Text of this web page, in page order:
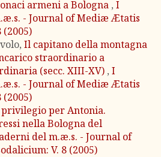
armeni a Bologna , I
- Journal of Mediæ Ætatis
(2005)
Il capitano della montagna
straordinario a
(secc. XIII-XV) , I
- Journal of Mediæ Ætatis
(2005)
per Antonia.
nella Bologna del
del m.æ.s. - Journal of
V. 8 (2005)